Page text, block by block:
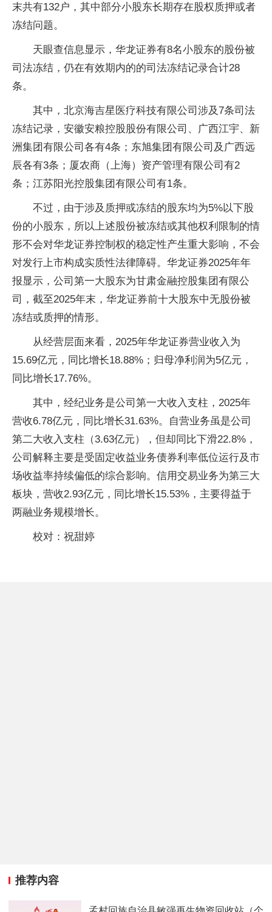
末共有132户，其中部分小股东长期存在股权质押或者
冻结问题。
天眼查信息显示，华龙证券有8名小股东的股份被
司法冻结，仍在有效期内的的司法冻结记录合计28
条。
其中，北京海吉星医疗科技有限公司涉及7条司法
冻结记录，安徽安粮控股股份有限公司、广西江宇、新
洲集团有限公司各有4条；东旭集团有限公司及广西远
辰各有3条；厦农商（上海）资产管理有限公司有2
条；江苏阳光控股集团有限公司有1条。
不过，由于涉及质押或冻结的股东均为5%以下股
份的小股东，所以上述股份被冻结或其他权利限制的情
形不会对华龙证券控制权的稳定性产生重大影响，不会
对发行上市构成实质性法律障碍。华龙证券2025年年
报显示，公司第一大股东为甘肃金融控股集团有限公
司，截至2025年末，华龙证券前十大股东中无股份被
冻结或质押的情形。
从经营层面来看，2025年华龙证券营业收入为
15.69亿元，同比增长18.88%；归母净利润为5亿元，
同比增长17.76%。
其中，经纪业务是公司第一大收入支柱，2025年
营收6.78亿元，同比增长31.63%。自营业务虽是公司
第二大收入支柱（3.63亿元），但却同比下滑22.8%，
公司解释主要是受固定收益业务债券利率低位运行及市
场收益率持续偏低的综合影响。信用交易业务为第三大
板块，营收2.93亿元，同比增长15.53%，主要得益于
两融业务规模增长。
校对：祝甜婷
推荐内容